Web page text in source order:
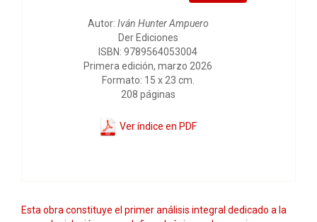
Autor: Iván Hunter Ampuero
Der Ediciones
ISBN: 9789564053004
Primera edición, marzo 2026
Formato: 15 x 23 cm.
208 páginas
Ver índice en PDF
Esta obra constituye el primer análisis integral dedicado a la